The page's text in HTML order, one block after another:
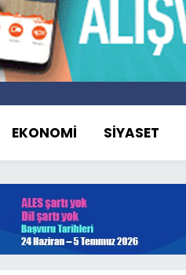
EKONOMİ SİYASET